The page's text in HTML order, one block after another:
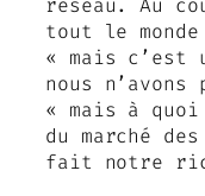
réseau. Au
tout le
« mais c’est
nous
« mais à
du marché
fait notre